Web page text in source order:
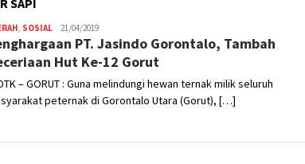
, SOSIAL Admin
21/04/2019
PT. Jasindo Gorontalo, Tambah
Hut Ke-12 Gorut
– GORUT : Guna melindungi hewan ternak milik seluruh
peternak di Gorontalo Utara (Gorut), […]